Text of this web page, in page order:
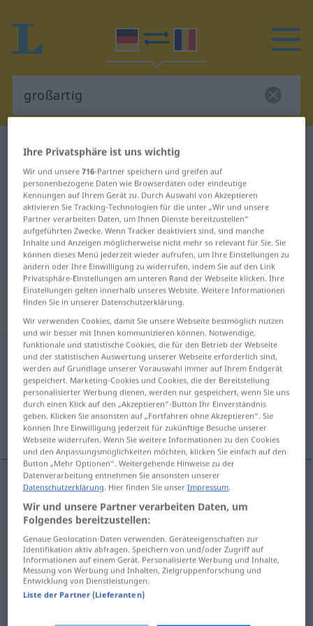
Deutsch-Rumänisch Wörterbuch
Deutsch-Rumänisch Übersetzung
für "großartig"
"großartig" Rumänisch
Übersetzung
„großartig“: Adjektiv,
Eigenschaftswort
großartigadj
Übersicht aller Übersetzungen
(Für mehr Details die Übersetzung anklicken/antippen)
grandios
grandios
Synonyme für "großartig"
super (ugs.),sauber (ugs.)
Ihre Privatsphäre ist uns wichtig
Wir und unsere716-Partner speichern und greifen auf
personenbezogene Daten wie Browserdaten oder eindeutige
Kennungen auf Ihrem Gerät zu. Durch Auswahl von Akzeptieren
aktivieren Sie Tracking-Technologien für die unter „Wir und unsere
Partner verarbeiten Daten, um Ihnen Dienste bereitzustellen“
aufgeführten Zwecke. Wenn Tracker deaktiviert sind, sind manche
Inhalte und Anzeigen möglicherweise nicht mehr so relevant für Sie. Sie
können dieses Menü jederzeit wieder aufrufen, um Ihre Einstellungen zu
ändern oder Ihre Einwilligung zu widerrufen, indem Sie auf den Link
Privatsphäre-Einstellungen am unteren Rand der Webseite klicken. Ihre
Einstellungen gelten innerhalb unseres Website. Weitere Informationen
finden Sie in unserer Datenschutzerklärung.
Wir verwenden Cookies, damit Sie unsere Webseite bestmöglich nutzen
und wir besser mit Ihnen kommunizieren können. Notwendige,
funktionale und statistische Cookies, die für den Betrieb der Webseite
und der statistischen Auswertung unserer Webseite erforderlich sind,
werden auf Grundlage unserer Vorauswahl immer auf Ihrem Endgerät
gespeichert. Marketing-Cookies und Cookies, die der Bereitstellung
personalisierter Werbung dienen, werden nur gespeichert, wenn Sie uns
durch einen Klick auf den „Akzeptieren“-Button Ihr Einverständnis
geben. Klicken Sie ansonsten auf „Fortfahren ohne Akzeptieren“. Sie
können Ihre Einwilligung jederzeit für zukünftige Besuche unserer
Webseite widerrufen. Wenn Sie weitere Informationen zu den Cookies
und den Anpassungsmöglichkeiten möchten, klicken Sie einfach auf den
Button „Mehr Optionen“. Weitergehende Hinweise zu der
Datenverarbeitung entnehmen Sie ansonsten unserer
Datenschutzerklärung. Hier finden Sie unserImpressum.
Wir und unsere Partner verarbeiten Daten, um
Folgendes bereitzustellen:
Genaue Geolocation-Daten verwenden. Geräteeigenschaften zur
Identifikation aktiv abfragen. Speichern von und/oder Zugriff auf
Informationen auf einem Gerät. Personalisierte Werbung und Inhalte,
Messung von Werbung und Inhalten, Zielgruppenforschung und
Entwicklung von Dienstleistungen.
Liste der Partner (Lieferanten)